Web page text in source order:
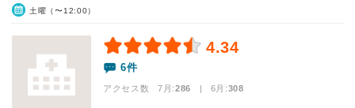
土曜（〜12:00）
4.34
6件
アクセス数 7月:286 | 6月:308